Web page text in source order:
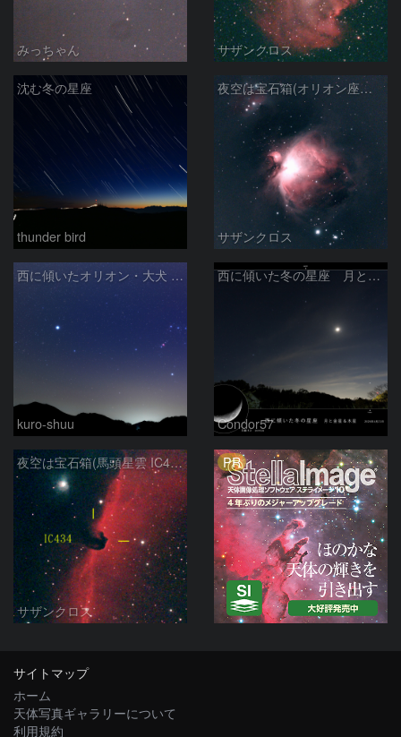
みっちゃん サザンクロス
沈む冬の星座
thunder bird
夜空は宝石箱(オリオン座大星雲 M42) Seestar50
サザンクロス
西に傾いたオリオン・大犬 (2026/04/21)
kuro-shuu
西に傾いた冬の星座 月と金星＆木星
Condor57
夜空は宝石箱(馬頭星雲 IC434) Seestar50
サザンクロス
PR
サイトマップ
ホーム
天体写真ギャラリーについて
利用規約